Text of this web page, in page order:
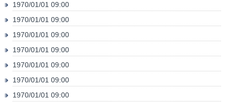
1970/01/01 09:00
1970/01/01 09:00
1970/01/01 09:00
1970/01/01 09:00
1970/01/01 09:00
1970/01/01 09:00
1970/01/01 09:00